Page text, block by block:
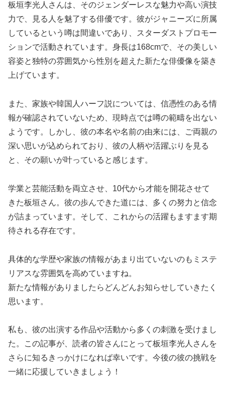
板垣李光人さんは、そのジェンダーレスな魅力や高い演技
力で、見る人を魅了する俳優です。彼がジャニーズに所属
しているという噂は間違いであり、スターダストプロモー
ションで活動されています。身長は168cmで、その美しい
容姿と独特の雰囲気から性別を超えた新たな俳優像を築き
上げています。
また、家族や韓国人ハーフ説については、信憑性のある情
報が確認されていないため、現時点では噂の範疇を出ない
ようです。しかし、彼の本名や名前の由来には、ご両親の
深い思いが込められており、彼の人柄や活躍ぶりを見る
と、その願いが叶っていると感じます。
学業と芸能活動を両立させ、10代から才能を開花させて
きた板垣さん。彼の歩んできた道には、多くの努力と信念
が詰まっています。そして、これからの活躍もますます期
待される存在です。
具体的な学歴や家族の情報があまり出ていないのもミステ
リアスな雰囲気を高めていますね。
新たな情報がありましたらどんどんお知らせしていきたく
思います。
私も、彼の出演する作品や活動から多くの刺激を受けまし
た。この記事が、読者の皆さんにとって板垣李光人さんを
さらに知るきっかけになれば幸いです。今後の彼の挑戦を
一緒に応援していきましょう！